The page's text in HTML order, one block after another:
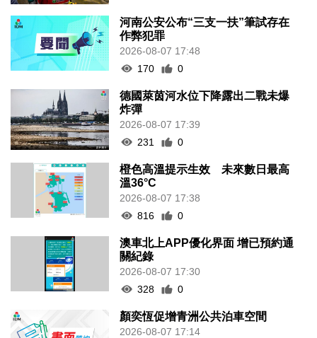
河南公安公布“三支一扶”筆試存在
作弊犯罪
2026-08-07 17:48
170
0
德國萊茵河水位下降露出二戰未爆
炸彈
2026-08-07 17:39
231
0
橙色高溫提示生效 未來數日最高
溫36°C
2026-08-07 17:38
816
0
澳車北上APP優化界面 增已預約通
關紀錄
2026-08-07 17:30
328
0
顏奕恆促增青洲公共泊車空間
2026-08-07 17:14